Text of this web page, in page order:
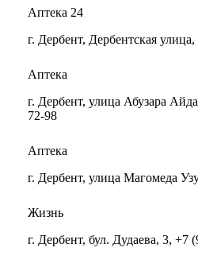
Аптека 24
г. Дербент, Дербентская
Аптека
г. Дербент, улица Абузара
72-98
Аптека
г. Дербент, улица Магомеда
Жизнь
г. Дербент, бул. Дудаева, 3, +7